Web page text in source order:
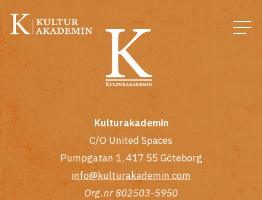
Kulturakademin
C/O United Spaces
Pumpgatan 1, 417 55 Göteborg
info@kulturakademin.com
Org.nr 802503-5950